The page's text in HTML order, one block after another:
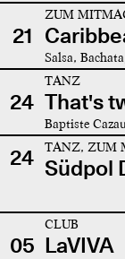
21
ZUM
Salsa,
24
TANZ
That's
Baptiste
24 TANZ, ZUM
Südpol
05
CLUB
LaVIVA